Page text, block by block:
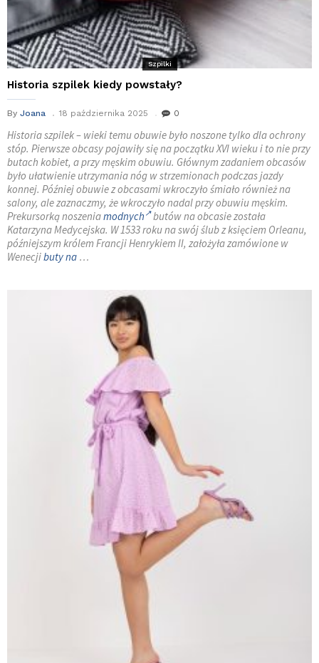
Szpilki
Historia szpilek kiedy powstały?
By Joana 18 października 2025 0
Historia szpilek – wieki temu obuwie było noszone tylko dla ochrony
stóp. Pierwsze obcasy pojawiły się na początku XVI wieku i to nie przy
butach kobiet, a przy męskim obuwiu. Głównym zadaniem obcasów
było ułatwienie utrzymania nóg w strzemionach podczas jazdy
konnej. Później obuwie z obcasami wkroczyło śmiało również na
salony, ale zaznaczmy, że wkroczyło nadal przy obuwiu męskim.
Prekursorką noszeniamodnych butów na obcasie została
Katarzyna Medycejska. W 1533 roku na swój ślub z księciem Orleanu,
późniejszym królem Francji Henrykiem II, założyła zamówione w
Wenecjibuty na …